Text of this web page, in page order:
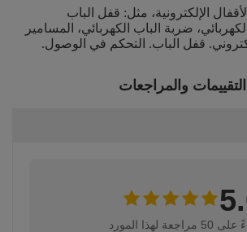
الإلكترونية، مثل: قفل الباب
ضربة الباب الكهربائي، المسامير
قفل الباب. التحكم في الوصول.
التقييمات والمراجعات
50 مراجعة لهذا المورد